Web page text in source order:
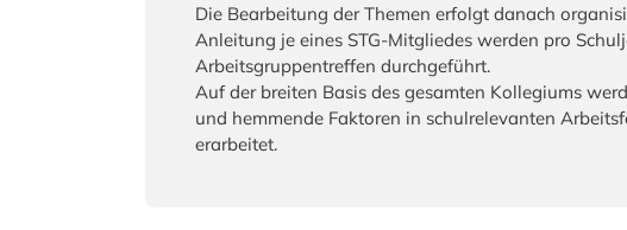
Die Bearbeitung der Themen erfolgt danach
Anleitung je eines STG-Mitgliedes werden pro
Arbeitsgruppentreffen durchgeführt.
Auf der breiten Basis des gesamten Kollegiums
und hemmende Faktoren in schulrelevanten
erarbeitet.